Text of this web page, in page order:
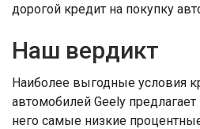
дорогой кредит на покупку
Наш вердикт
Наиболее выгодные условия
автомобилей Geely предлагает
него самые низкие